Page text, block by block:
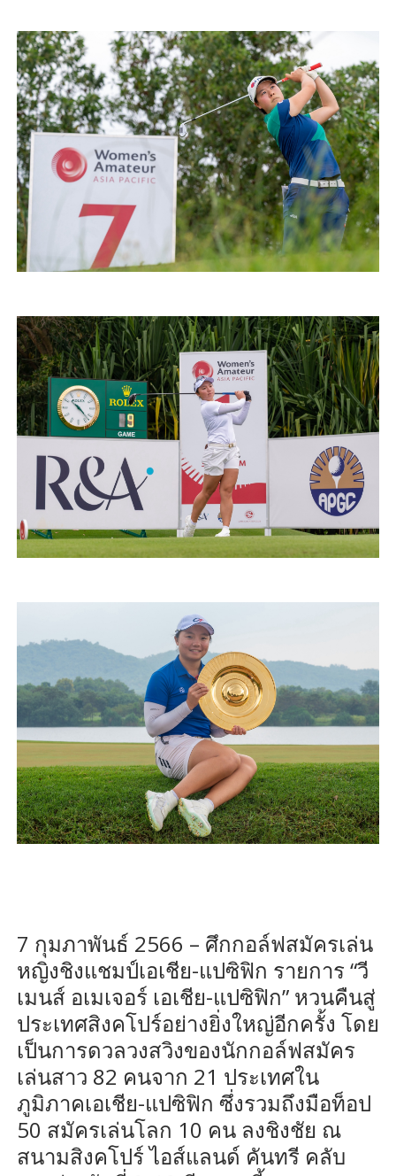
7 กุมภาพันธ์ 2566 – ศึกกอล์ฟสมัครเล่น
หญิงชิงแชมป์เอเชีย-แปซิฟิก รายการ “วี
เมนส์ อเมเจอร์ เอเชีย-แปซิฟิก” หวนคืนสู่
ประเทศสิงคโปร์อย่างยิ่งใหญ่อีกครั้ง โดย
เป็นการดวลวงสวิงของนักกอล์ฟสมัคร
เล่นสาว 82 คนจาก 21 ประเทศใน
ภูมิภาคเอเชีย-แปซิฟิก ซึ่งรวมถึงมือท็อป
50 สมัครเล่นโลก 10 คน ลงชิงชัย ณ
สนามสิงคโปร์ ไอส์แลนด์ คันทรี คลับ